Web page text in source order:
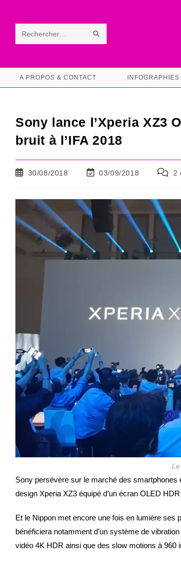
contentRechercher
ce RECHERCHE
A PROPOS & CONTACT INFOGRAPHIES
Sony lance l’Xperia XZ3
bruit à l’IFA 2018
Publication
30/08/2018
Dernière
la
publication :
03/09/2018 2
Sony persévère sur le marché des smartphones
design Xperia XZ3 équipé d’un écran OLED
Et le Nippon met encore une fois en lumière ses
bénéficiera notamment d’un système de
vidéo 4K HDR ainsi que des slow motions à 960